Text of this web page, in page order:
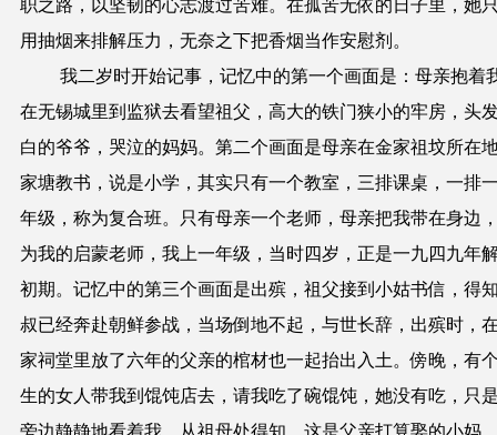
职之路，以坚韧的心志渡过苦难。在孤苦无依的日子里，她
用抽烟来排解压力，无奈之下把香烟当作安慰剂。
我二岁时开始记事，记忆中的第一个画面是：母亲抱着
在无锡城里到监狱去看望祖父，高大的铁门狭小的牢房，头
白的爷爷，哭泣的妈妈。第二个画面是母亲在金家祖坟所在
家塘教书，说是小学，其实只有一个教室，三排课桌，一排
年级，称为复合班。只有母亲一个老师，母亲把我带在身边
为我的启蒙老师，我上一年级，当时四岁，正是一九四九年
初期。记忆中的第三个画面是出殡，祖父接到小姑书信，得
叔已经奔赴朝鲜参战，当场倒地不起，与世长辞，出殡时，
家祠堂里放了六年的父亲的棺材也一起抬出入土。傍晚，有
生的女人带我到馄饨店去，请我吃了碗馄饨，她没有吃，只
旁边静静地看着我。从祖母处得知，这是父亲打算娶的小妈